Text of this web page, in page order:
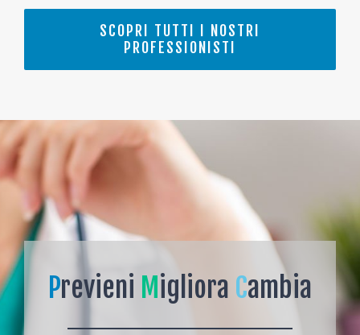
SCOPRI TUTTI I NOSTRI
PROFESSIONISTI
Previeni Migliora Cambia